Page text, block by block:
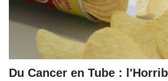
Du Cancer en Tube :